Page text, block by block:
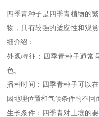
四季青种子是四季青植物的
物，具有较强的适应性和观
细介绍：
外观特征：四季青种子通常
色。
播种时间：四季青种子可以
因地理位置和气候条件的不同
生长条件：四季青对土壤的